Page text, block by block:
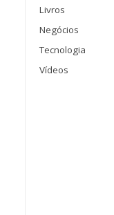
Livros
Negócios
Tecnologia
Vídeos